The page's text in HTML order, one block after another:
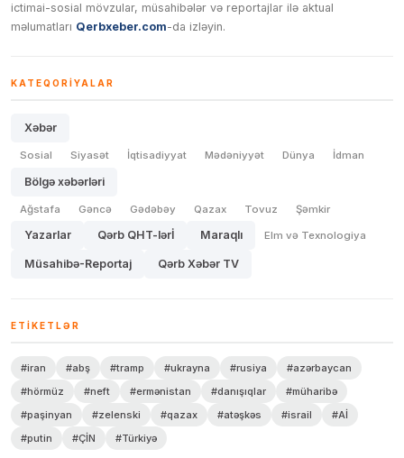
ictimai-sosial mövzular, müsahibələr və reportajlar ilə aktual
məlumatları Qerbxeber.com-da izləyin.
KATEQORIYALAR
Xəbər
Sosial Siyasət İqtisadiyyat Mədəniyyət Dünya İdman
Bölgə xəbərləri
Ağstafa Gəncə Gədəbəy Qazax Tovuz Şəmkir
Yazarlar Qərb QHT-lərİ Maraqlı Elm və Texnologiya
Müsahibə-Reportaj Qərb Xəbər TV
ETIKETLƏR
#iran #abş #tramp #ukrayna #rusiya
#azərbaycan
#hörmüz
#neft #ermənistan #danışıqlar
#müharibə
#paşinyan
#zelenski #qazax #atəşkəs #israil
#Aİ
#putin
#ÇİN #Türkiyə